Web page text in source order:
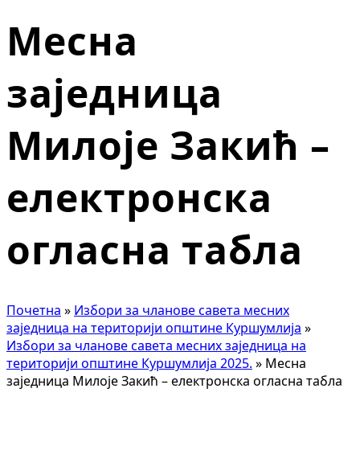
Месна
заједница
Милоје Закић –
електронска
огласна табла
Почетна » Избори за чланове савета месних
заједница на територији општине Куршумлија »
Избори за чланове савета месних заједница на
територији општине Куршумлија 2025. » Месна
заједница Милоје Закић – електронска огласна табла